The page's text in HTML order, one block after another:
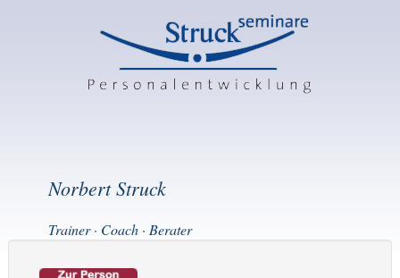
Norbert Struck
Trainer · Coach · Berater